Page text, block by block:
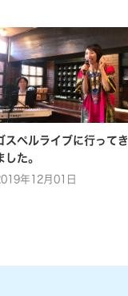
スペルライブに行ってき
した。
年12月01日